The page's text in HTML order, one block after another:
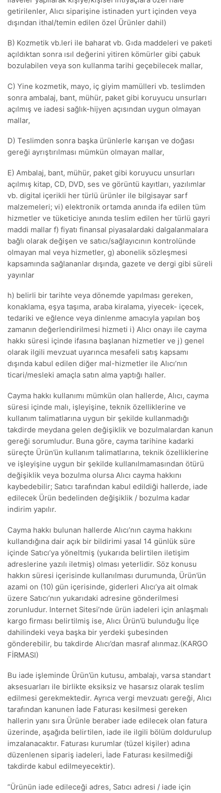
getirilenler, Alıcı siparişine istinaden yurt içinden veya
dışından ithal/temin edilen özel Ürünler dahil)
B) Kozmetik vb.leri ile baharat vb. Gıda maddeleri ve paketi
açıldıktan sonra ısıl değerini yitiren kömürler gibi çabuk
bozulabilen veya son kullanma tarihi geçebilecek mallar,
C) Yine kozmetik, mayo, iç giyim mamülleri vb. teslimden
sonra ambalaj, bant, mühür, paket gibi koruyucu unsurları
açılmış ve iadesi sağlık-hijyen açısından uygun olmayan
mallar,
D) Teslimden sonra başka ürünlerle karışan ve doğası
gereği ayrıştırılması mümkün olmayan mallar,
E) Ambalaj, bant, mühür, paket gibi koruyucu unsurları
açılmış kitap, CD, DVD, ses ve görüntü kayıtları, yazılımlar
vb. digital içerikli her türlü ürünler ile bilgisayar sarf
malzemeleri; vi) elektronik ortamda anında ifa edilen tüm
hizmetler ve tüketiciye anında teslim edilen her türlü gayri
maddi mallar f) fiyatı finansal piyasalardaki dalgalanmalara
bağlı olarak değişen ve satıcı/sağlayıcının kontrolünde
olmayan mal veya hizmetler, g) abonelik sözleşmesi
kapsamında sağlananlar dışında, gazete ve dergi gibi süreli
yayınlar
h) belirli bir tarihte veya dönemde yapılması gereken,
konaklama, eşya taşıma, araba kiralama, yiyecek- içecek,
tedariki ve eğlence veya dinlenme amacıyla yapılan boş
zamanın değerlendirilmesi hizmeti i) Alıcı onayı ile cayma
hakkı süresi içinde ifasına başlanan hizmetler ve j) genel
olarak ilgili mevzuat uyarınca mesafeli satış kapsamı
dışında kabul edilen diğer mal-hizmetler ile Alıcı’nın
ticari/mesleki amaçla satın alma yaptığı haller.
Cayma hakkı kullanımı mümkün olan hallerde, Alıcı, cayma
süresi içinde malı, işleyişine, teknik özelliklerine ve
kullanım talimatlarına uygun bir şekilde kullanmadığı
takdirde meydana gelen değişiklik ve bozulmalardan kanun
gereği sorumludur. Buna göre, cayma tarihine kadarki
süreçte Ürün’ün kullanım talimatlarına, teknik özelliklerine
ve işleyişine uygun bir şekilde kullanılmamasından ötürü
değişiklik veya bozulma olursa Alıcı cayma hakkını
kaybedebilir; Satıcı tarafından kabul edildiği hallerde, iade
edilecek Ürün bedelinden değişiklik / bozulma kadar
indirim yapılır.
Cayma hakkı bulunan hallerde Alıcı’nın cayma hakkını
kullandığına dair açık bir bildirimi yasal 14 günlük süre
içinde Satıcı’ya yöneltmiş (yukarıda belirtilen iletişim
adreslerine yazılı iletmiş) olması yeterlidir. Söz konusu
hakkın süresi içerisinde kullanılması durumunda, Ürün’ün
azami on (10) gün içerisinde, giderleri Alıcı’ya ait olmak
üzere Satıcı’nın yukarıdaki adresine gönderilmesi
zorunludur. Internet Sitesi’nde ürün iadeleri için anlaşmalı
kargo firması belirtilmiş ise, Alıcı Ürün’ü bulunduğu İlçe
dahilindeki veya başka bir yerdeki şubesinden
gönderebilir, bu takdirde Alıcı’dan masraf alınmaz.(KARGO
FİRMASI)
Bu iade işleminde Ürün’ün kutusu, ambalajı, varsa standart
aksesuarları ile birlikte eksiksiz ve hasarsız olarak teslim
edilmesi gerekmektedir. Ayrıca vergi mevzuatı gereği, Alıcı
tarafından kanunen İade Faturası kesilmesi gereken
hallerin yanı sıra Ürünle beraber iade edilecek olan fatura
üzerinde, aşağıda belirtilen, iade ile ilgili bölüm doldurulup
imzalanacaktır. Faturası kurumlar (tüzel kişiler) adına
düzenlenen sipariş iadeleri, İade Faturası kesilmediği
takdirde kabul edilmeyecektir).
“Ürünün iade edileceği adres, Satıcı adresi / iade için